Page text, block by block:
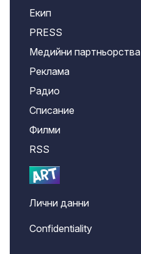
Екип
PRESS
Медийни партньорства
Реклама
Радио
Списание
Филми
RSS
Лични данни
Confidentiality